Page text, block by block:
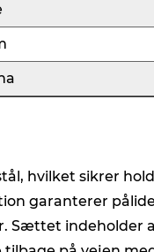
hvilket sikrer
garanterer
Sættet indeholder